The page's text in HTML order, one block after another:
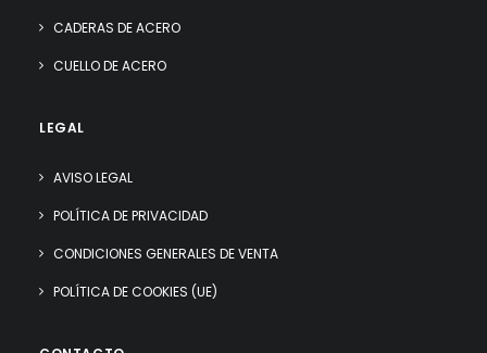
CADERAS DE ACERO
CUELLO DE ACERO
LEGAL
AVISO LEGAL
POLÍTICA DE PRIVACIDAD
CONDICIONES GENERALES DE VENTA
POLÍTICA DE COOKIES (UE)